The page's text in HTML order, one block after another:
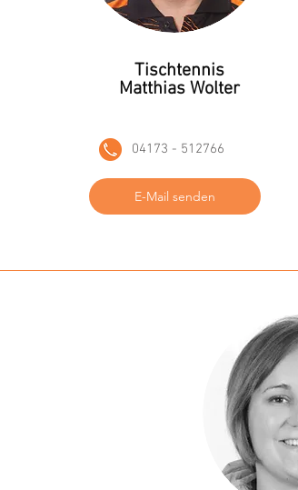
Tischtennis
Matthias Wolter
04173 - 512766
E-Mail senden